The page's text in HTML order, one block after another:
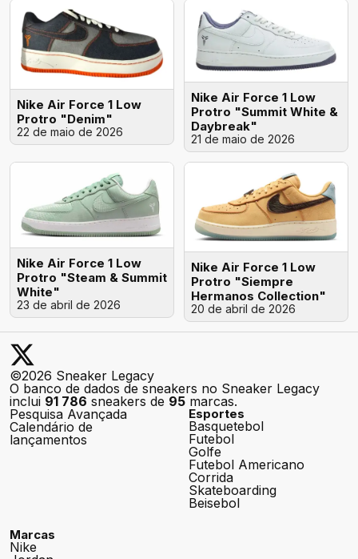
Nike Air Force 1 Low
Protro "Denim"
22 de maio de 2026
Nike Air Force 1 Low
Protro "Summit White &
Daybreak"
21 de maio de 2026
Nike Air Force 1 Low
Protro "Steam & Summit
White"
23 de abril de 2026
Nike Air Force 1 Low
Protro "Siempre
Hermanos Collection"
20 de abril de 2026
©2026 Sneaker Legacy
O banco de dados de sneakers no Sneaker Legacy
inclui 91 786 sneakers de 95 marcas.
Pesquisa Avançada
Calendário de
lançamentos
Esportes
Basquetebol
Futebol
Golfe
Futebol Americano
Corrida
Skateboarding
Beisebol
Marcas
Nike